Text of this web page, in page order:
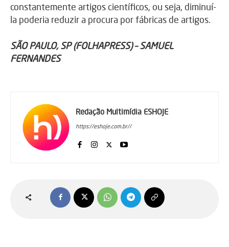
constantemente artigos científicos, ou seja, diminuí-
la poderia reduzir a procura por fábricas de artigos.
SÃO PAULO, SP (FOLHAPRESS) – SAMUEL
FERNANDES
Redação Multimídia ESHOJE
https://eshoje.com.br//